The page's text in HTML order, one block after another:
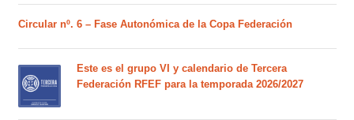
Circular nº. 6 – Fase Autonómica de la Copa Federación
Este es el grupo VI y calendario de Tercera
Federación RFEF para la temporada 2026/2027